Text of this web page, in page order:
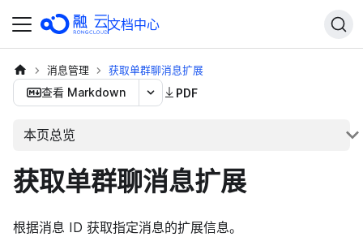
文档中心
消息管理 获取单群聊消息扩展
查看 Markdown PDF
本页总览
获取单群聊消息扩展
根据消息 ID 获取指定消息的扩展信息。